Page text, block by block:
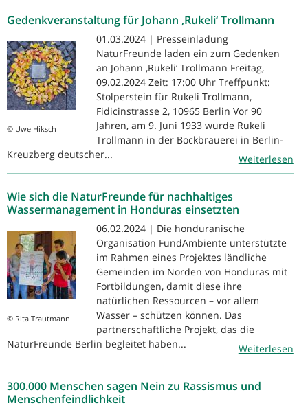
Gedenkveranstaltung für Johann ‚Rukeli‘ Trollmann
© Uwe Hiksch
01.03.2024 | Presseinladung
NaturFreunde laden ein zum Gedenken
an Johann ‚Rukeli‘ Trollmann Freitag,
09.02.2024 Zeit: 17:00 Uhr Treffpunkt:
Stolperstein für Rukeli Trollmann,
Fidicinstrasse 2, 10965 Berlin Vor 90
Jahren, am 9. Juni 1933 wurde Rukeli
Trollmann in der Bockbrauerei in Berlin-
Kreuzberg deutscher...
Weiterlesen
Wie sich die NaturFreunde für nachhaltiges
Wassermanagement in Honduras einsetzten
© Rita Trautmann
06.02.2024 | Die honduranische
Organisation FundAmbiente unterstützte
im Rahmen eines Projektes ländliche
Gemeinden im Norden von Honduras mit
Fortbildungen, damit diese ihre
natürlichen Ressourcen – vor allem
Wasser – schützen können. Das
partnerschaftliche Projekt, das die
NaturFreunde Berlin begleitet haben...
Weiterlesen
300.000 Menschen sagen Nein zu Rassismus und
Menschenfeindlichkeit